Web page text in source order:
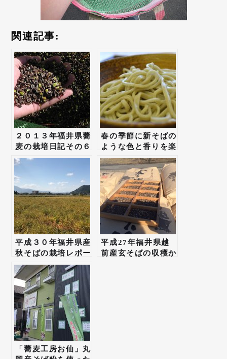
関連記事:
２０１３年福井県蕎
麦の栽培日記その６
春の季節に新そばの
ような色と香りを楽
しむ「令和元年産丸
岡在来早刈りそば
粉」数量限定販売
中！
平成３０年福井県産
秋そばの栽培レポー
トその５「刈取り開
始」
平成27年福井県越
前産玄そばの収穫か
「蕎麦工房お仙」丸